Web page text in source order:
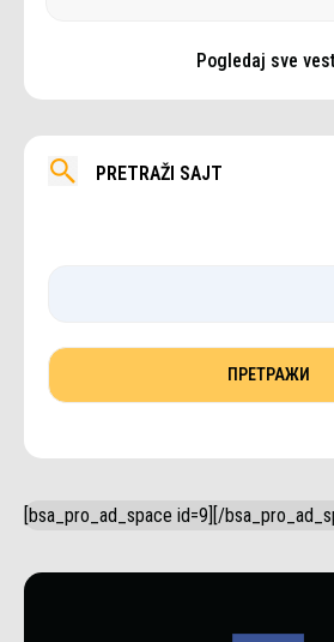
Pogledaj sve
PRETRAŽI SAJT
[bsa_pro_ad_space id=9][/